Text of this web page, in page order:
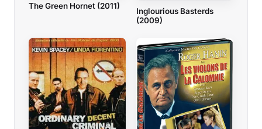
The Green Hornet (2011)
Inglourious Basterds
(2009)